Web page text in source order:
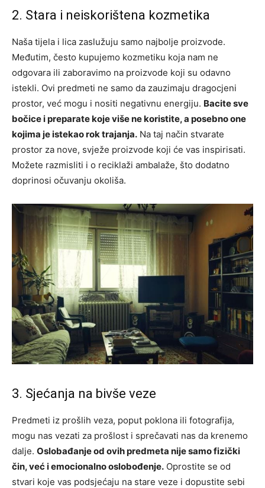
2. Stara i neiskorištena kozmetika
Naša tijela i lica zaslužuju samo najbolje proizvode.
Međutim, često kupujemo kozmetiku koja nam ne
odgovara ili zaboravimo na proizvode koji su odavno
istekli. Ovi predmeti ne samo da zauzimaju dragocjeni
prostor, već mogu i nositi negativnu energiju. Bacite sve
bočice i preparate koje više ne koristite, a posebno one
kojima je istekao rok trajanja. Na taj način stvarate
prostor za nove, svježe proizvode koji će vas inspirisati.
Možete razmisliti i o reciklaži ambalaže, što dodatno
doprinosi očuvanju okoliša.
3. Sjećanja na bivše veze
Predmeti iz prošlih veza, poput poklona ili fotografija,
mogu nas vezati za prošlost i sprečavati nas da krenemo
dalje. Oslobađanje od ovih predmeta nije samo fizički
čin, već i emocionalno oslobođenje. Oprostite se od
stvari koje vas podsjećaju na stare veze i dopustite sebi